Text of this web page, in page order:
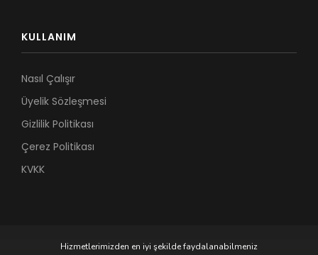
KULLANIM
Nasıl Çalışır
Üyelik Sözleşmesi
Gizlilik Politikası
Çerez Politikası
KVKK
Hizmetlerimizden en iyi şekilde faydalanabilmeniz